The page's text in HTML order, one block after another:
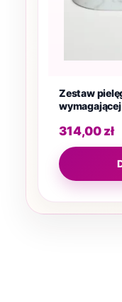
Zestaw
314,00 zł